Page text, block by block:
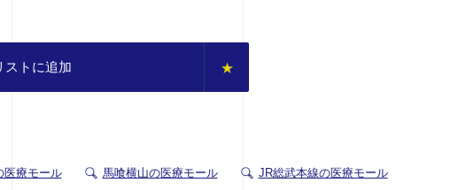
ストに追加
医療モール 馬喰横山の医療モール
JR総武本線の医療モール